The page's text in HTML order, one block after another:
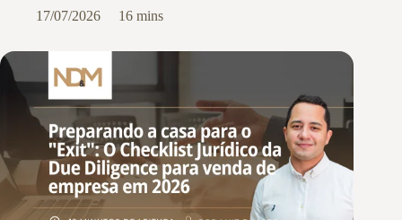
17/07/2026
16 mins